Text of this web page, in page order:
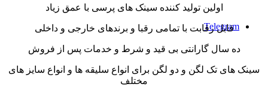
Telegram
اولین تولید کننده سینک های پرسی با عمق زیاد
قابل رقابت با تمامی رقبا و برندهای خارجی و داخلی
ده سال گارانتی بی قید و شرط و خدمات پس از فروش
سینک های تک لگن و دو لگن برای انواع سلیقه ها و انواع سایز های
مختلف